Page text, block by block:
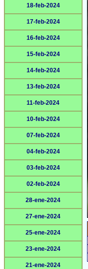
18-feb-2024
17-feb-2024
16-feb-2024
15-feb-2024
14-feb-2024
13-feb-2024
11-feb-2024
10-feb-2024
07-feb-2024
04-feb-2024
03-feb-2024
02-feb-2024
28-ene-2024
27-ene-2024
25-ene-2024
23-ene-2024
21-ene-2024